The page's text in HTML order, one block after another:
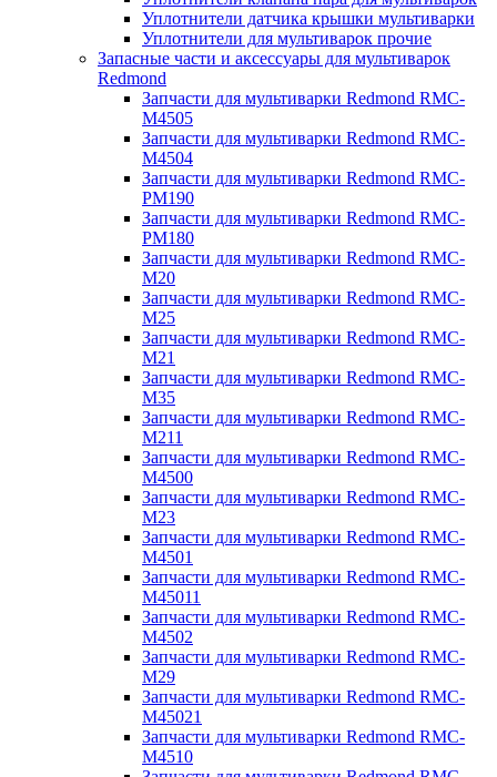
Уплотнители датчика крышки мультиварки
Уплотнители для мультиварок прочие
Запасные части и аксессуары для мультиварок
Redmond
Запчасти для мультиварки Redmond RMC-
M4505
Запчасти для мультиварки Redmond RMC-
M4504
Запчасти для мультиварки Redmond RMC-
PM190
Запчасти для мультиварки Redmond RMC-
PM180
Запчасти для мультиварки Redmond RMC-
M20
Запчасти для мультиварки Redmond RMC-
M25
Запчасти для мультиварки Redmond RMC-
M21
Запчасти для мультиварки Redmond RMC-
M35
Запчасти для мультиварки Redmond RMC-
M211
Запчасти для мультиварки Redmond RMC-
M4500
Запчасти для мультиварки Redmond RMC-
M23
Запчасти для мультиварки Redmond RMC-
M4501
Запчасти для мультиварки Redmond RMC-
M45011
Запчасти для мультиварки Redmond RMC-
M4502
Запчасти для мультиварки Redmond RMC-
M29
Запчасти для мультиварки Redmond RMC-
M45021
Запчасти для мультиварки Redmond RMC-
M4510